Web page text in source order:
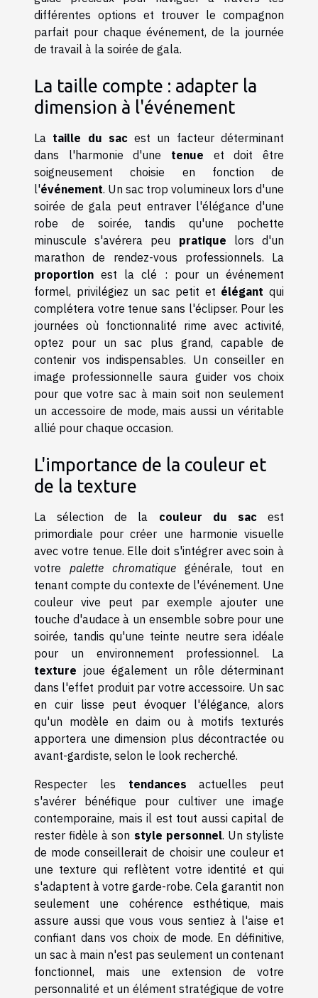
différentes options et trouver le compagnon
parfait pour chaque événement, de la journée
de travail à la soirée de gala.
La taille compte : adapter la
dimension à l'événement
La taille du sacest un facteur déterminant
dans l'harmonie d'une tenue et doit être
soigneusement choisie en fonction de
l'événement. Un sac trop volumineux lors d'une
soirée de gala peut entraver l'élégance d'une
robe de soirée, tandis qu'une pochette
minuscule s'avérera peu pratique lors d'un
marathon de rendez-vous professionnels. La
proportion est la clé : pour un événement
formel, privilégiez un sac petit et élégant qui
complétera votre tenue sans l'éclipser. Pour les
journées où fonctionnalité rime avec activité,
optez pour un sac plus grand, capable de
contenir vos indispensables. Un conseiller en
image professionnelle saura guider vos choix
pour que votre sac à main soit non seulement
un accessoire de mode, mais aussi un véritable
allié pour chaque occasion.
L'importance de la couleur et
de la texture
La sélection de la couleur du sacest
primordiale pour créer une harmonie visuelle
avec votre tenue. Elle doit s'intégrer avec soin à
votre palette chromatique générale, tout en
tenant compte du contexte de l'événement. Une
couleur vive peut par exemple ajouter une
touche d'audace à un ensemble sobre pour une
soirée, tandis qu'une teinte neutre sera idéale
pour un environnement professionnel. La
texture joue également un rôle déterminant
dans l'effet produit par votre accessoire. Un sac
en cuir lisse peut évoquer l'élégance, alors
qu'un modèle en daim ou à motifs texturés
apportera une dimension plus décontractée ou
avant-gardiste, selon le look recherché.
Respecter les tendances actuelles peut
s'avérer bénéfique pour cultiver une image
contemporaine, mais il est tout aussi capital de
rester fidèle à son style personnel. Un styliste
de mode conseillerait de choisir une couleur et
une texture qui reflètent votre identité et qui
s'adaptent à votre garde-robe. Cela garantit non
seulement une cohérence esthétique, mais
assure aussi que vous vous sentiez à l'aise et
confiant dans vos choix de mode. En définitive,
un sac à main n'est pas seulement un contenant
fonctionnel, mais une extension de votre
personnalité et un élément stratégique de votre